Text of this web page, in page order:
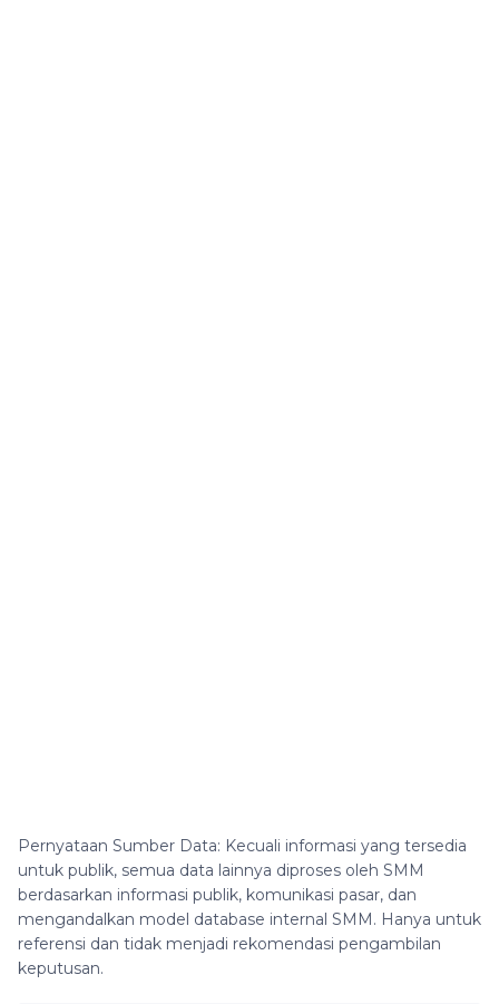
Pernyataan Sumber Data: Kecuali informasi yang tersedia
untuk publik, semua data lainnya diproses oleh SMM
berdasarkan informasi publik, komunikasi pasar, dan
mengandalkan model database internal SMM. Hanya untuk
referensi dan tidak menjadi rekomendasi pengambilan
keputusan.